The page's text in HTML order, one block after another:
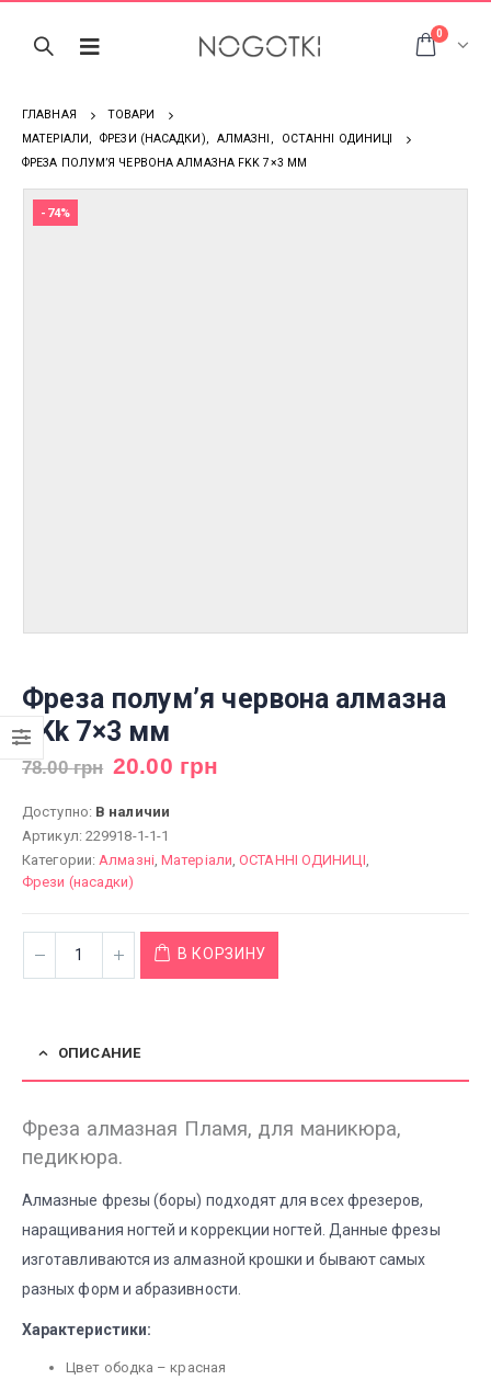
0
ГЛАВНАЯ
ТОВАРИ
МАТЕРІАЛИ, ФРЕЗИ (НАСАДКИ), АЛМАЗНІ ,
ОСТАННІ ОДИНИЦІ
ФРЕЗА ПОЛУМ’Я ЧЕРВОНА АЛМАЗНА FKK 7×3 ММ
-74%
Фреза полум’я червона алмазна
FKk 7×3 мм
78.00грн 20.00 грн
Доступно: В наличии
Артикул: 229918-1-1-1
Категории:Алмазні,Матеріали,ОСТАННІ ОДИНИЦІ,
Фрези (насадки)
В КОРЗИНУ
ОПИСАНИЕ
Фреза алмазная Пламя, для маникюра,
педикюра.
Алмазные фрезы (боры) подходят для всех фрезеров,
наращивания ногтей и коррекции ногтей. Данные фрезы
изготавливаются из алмазной крошки и бывают самых
разных форм и абразивности.
Характеристики:
Цвет ободка – красная